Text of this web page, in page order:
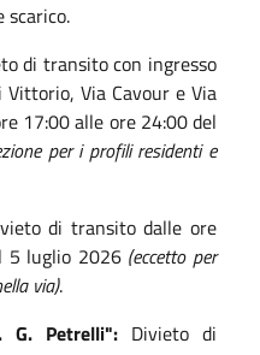
scarico.
di transito con ingresso
Vittorio, Via Cavour e Via
17:00 alle ore 24:00 del
per i profili residenti e
di transito dalle ore
5 luglio 2026 (eccetto per
via).
G. Petrelli": Divieto di